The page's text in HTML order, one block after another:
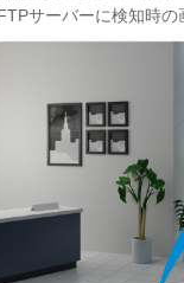
サーバーに検知時